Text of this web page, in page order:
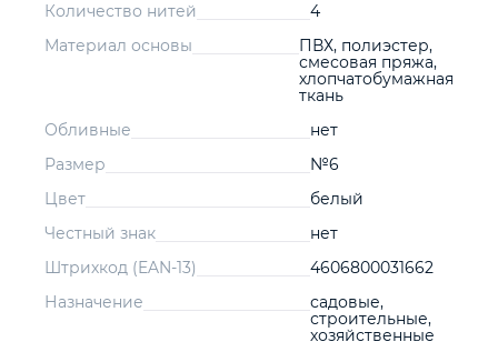
Количество нитей
4
Материал основы
ПВХ, полиэстер,
смесовая пряжа,
хлопчатобумажная
ткань
Обливные
нет
Размер
№6
Цвет
белый
Честный знак
нет
Штрихкод (EAN-13)
4606800031662
Назначение
садовые,
строительные,
хозяйственные